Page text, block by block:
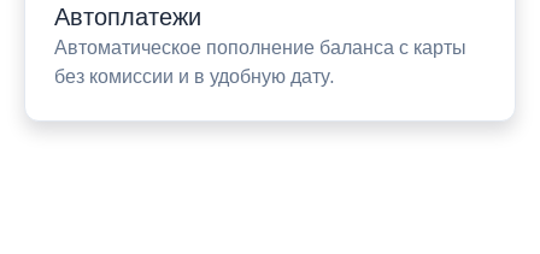
Автоплатежи
Автоматическое пополнение баланса с карты
без комиссии и в удобную дату.